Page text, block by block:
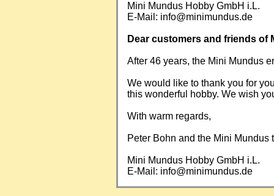
Mini Mundus Hobby GmbH i.L.
E-Mail: info@minimundus.de
Dear customers and friends of
After 46 years, the Mini Mundus
We would like to thank you for
this wonderful hobby. We wish
With warm regards,
Peter Bohn and the Mini Mundus
Mini Mundus Hobby GmbH i.L.
E-Mail: info@minimundus.de